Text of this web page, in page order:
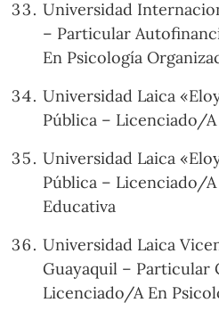
Universidad
– Particular
En Psicología
Universidad Laica
Pública – Licenciado/
Universidad Laica
Pública – Licenciado/
Educativa
Universidad Laica
Guayaquil – Particular
Licenciado/A En